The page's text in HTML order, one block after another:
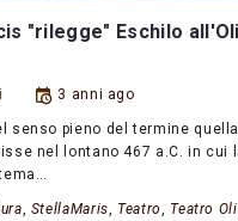
"rilegge" Eschilo
3 anni ago
senso pieno del termine quella
nel lontano 467 a.C. in cui
, StellaMaris, Teatro, Teatro